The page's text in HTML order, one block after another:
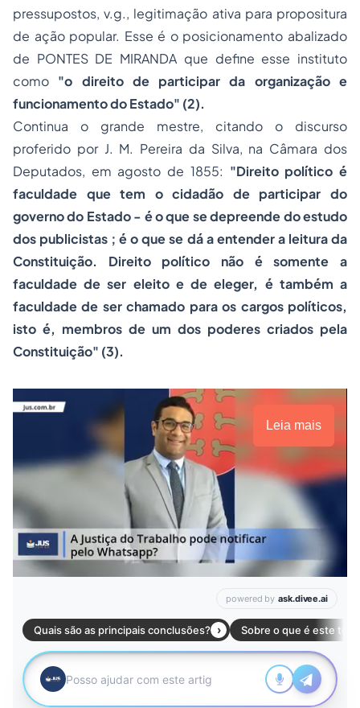
pressupostos,v.g., legitimação ativa para propositura
de ação popular. Esse é o posicionamento abalizado
de PONTES DE MIRANDA que define esse instituto
como "o direito de participar da organização e
funcionamento do Estado" (2).
Continua o grande mestre, citando o discurso
proferido por J. M. Pereira da Silva, na Câmara dos
Deputados, em agosto de 1855: "Direito político é
faculdade que tem o cidadão de participar do
governo do Estado - é o que se depreende do estudo
dos publicistas ; é o que se dá a entender a leitura da
Constituição. Direito político não é somente a
faculdade de ser eleito e de eleger, é também a
faculdade de ser chamado para os cargos políticos,
isto é, membros de um dos poderes criados pela
Constituição" (3).
Leia mais